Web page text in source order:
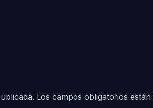
Los campos obligatorios